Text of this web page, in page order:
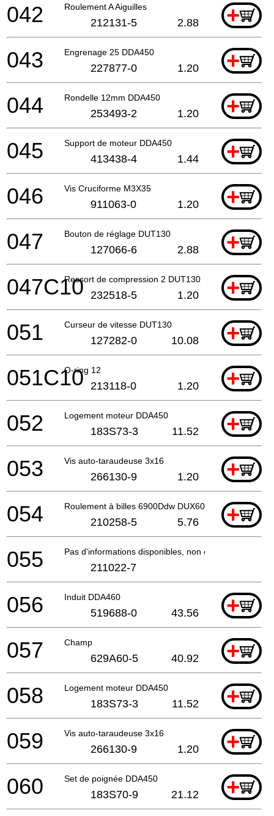
Roulement A Aiguilles +
042 212131-5 2.88
Engrenage 25 DDA450 +
043 227877-0 1.20
Rondelle 12mm DDA450 +
044 253493-2 1.20
Support de moteur DDA450 +
045 413438-4 1.44
Vis Cruciforme M3X35 +
046 911063-0 1.20
Bouton de réglage DUT130 +
047 127066-6 2.88
Ressort de compression 2 DUT130 +
047C10 232518-5 1.20
Curseur de vitesse DUT130 +
051 127282-0 10.08
O-ring 12 +
051C10 213118-0 1.20
Logement moteur DDA450 +
052 183S73-3 11.52
Vis auto-taraudeuse 3x16 +
053 266130-9 1.20
Roulement à billes 6900Ddw DUX60 A +
054 210258-5 5.76
Pas d'informations disponibles, non commandable
055 211022-7
Induit DDA460 +
056 519688-0 43.56
Champ +
057 629A60-5 40.92
Logement moteur DDA450 +
058 183S73-3 11.52
Vis auto-taraudeuse 3x16 +
059 266130-9 1.20
Set de poignée DDA450 +
060 183S70-9 21.12